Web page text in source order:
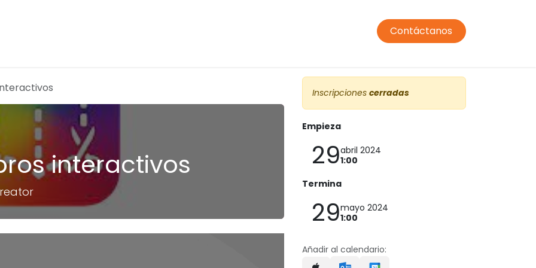
Comedor Transporte
Contáctanos
interactivos
Inscripciones cerradas
Empieza
29abril 2024
1:00
Termina
29mayo 2024
1:00
Añadir al calendario: